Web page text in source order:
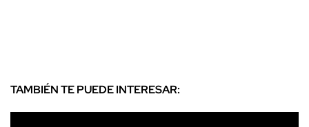
TAMBIÉN TE PUEDE INTERESAR: